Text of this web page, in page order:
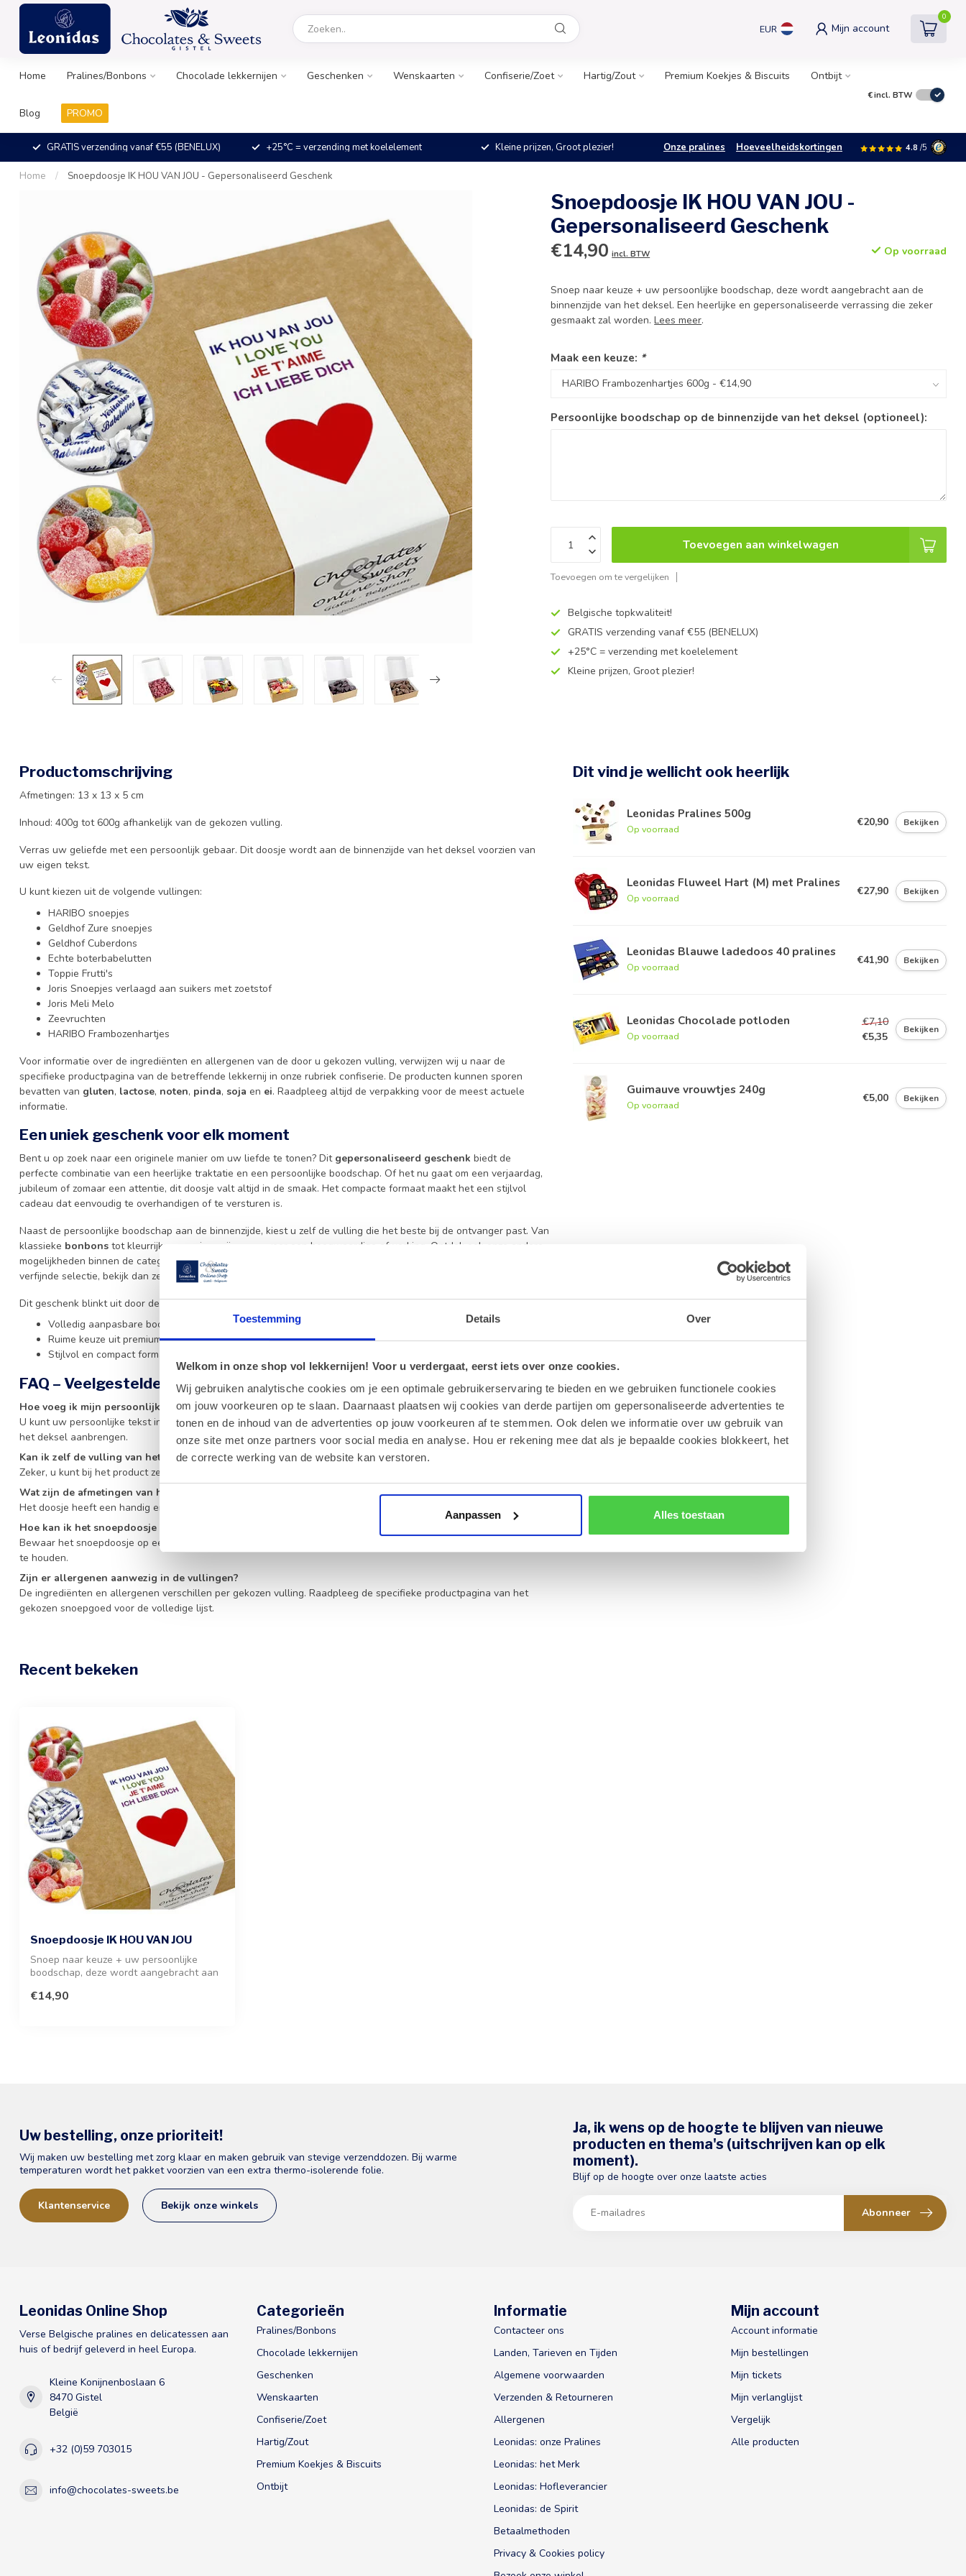
Toestemming Details Over
Welkom in onze shop vol lekkernijen! Voor u verdergaat, eerst iets over onze cookies.
Wij gebruiken analytische cookies om je een optimale gebruikerservaring te bieden en we gebruiken functionele cookies
om jouw voorkeuren op te slaan. Daarnaast plaatsen wij cookies van derde partijen om gepersonaliseerde advertenties te
tonen en de inhoud van de advertenties op jouw voorkeuren af te stemmen. Ook delen we informatie over uw gebruik van
onze site met onze partners voor social media en analyse. Hou er rekening mee dat als je bepaalde cookies blokkeert, het
de correcte werking van de website kan verstoren.
Aanpassen Alles toestaan
EUR Mijn account
0
Home Pralines/Bonbons Chocolade lekkernijen Geschenken Wenskaarten Confiserie/Zoet Hartig/Zout Premium Koekjes & Biscuits Ontbijt
Blog PROMO
€incl. BTW
GRATIS verzending vanaf €55 (BENELUX) +25°C = verzending met koelelement Kleine prijzen, Groot plezier! Onze pralines Hoeveelheidskortingen 4.8 /5
Home / Snoepdoosje IK HOU VAN JOU - Gepersonaliseerd Geschenk
Snoepdoosje IK HOU VAN JOU -
Gepersonaliseerd Geschenk
€14,90 incl. BTW Op voorraad
Snoep naar keuze + uw persoonlijke boodschap, deze wordt aangebracht aan de
binnenzijde van het deksel. Een heerlijke en gepersonaliseerde verrassing die zeker
gesmaakt zal worden.Lees meer.
Maak een keuze: *
Persoonlijke boodschap op de binnenzijde van het deksel (optioneel):
Toevoegen aan winkelwagen
Toevoegen om te vergelijken
Belgische topkwaliteit!
GRATIS verzending vanaf €55 (BENELUX)
+25°C = verzending met koelelement
Kleine prijzen, Groot plezier!
Productomschrijving
Afmetingen: 13 x 13 x 5 cm
Inhoud: 400g tot 600g afhankelijk van de gekozen vulling.
Verras uw geliefde met een persoonlijk gebaar. Dit doosje wordt aan de binnenzijde van het deksel voorzien van
uw eigen tekst.
U kunt kiezen uit de volgende vullingen:
HARIBO snoepjes
Geldhof Zure snoepjes
Geldhof Cuberdons
Echte boterbabelutten
Toppie Frutti's
Joris Snoepjes verlaagd aan suikers met zoetstof
Joris Meli Melo
Zeevruchten
HARIBO Frambozenhartjes
Voor informatie over de ingrediënten en allergenen van de door u gekozen vulling, verwijzen wij u naar de
specifieke productpagina van de betreffende lekkernij in onze rubriek confiserie. De producten kunnen sporen
bevatten van gluten, lactose, noten, pinda, soja en ei. Raadpleeg altijd de verpakking voor de meest actuele
informatie.
Een uniek geschenk voor elk moment
Bent u op zoek naar een originele manier om uw liefde te tonen? Dit gepersonaliseerd geschenk biedt de
perfecte combinatie van een heerlijke traktatie en een persoonlijke boodschap. Of het nu gaat om een verjaardag,
jubileum of zomaar een attentie, dit doosje valt altijd in de smaak. Het compacte formaat maakt het een stijlvol
cadeau dat eenvoudig te overhandigen of te versturen is.
Naast de persoonlijke boodschap aan de binnenzijde, kiest u zelf de vulling die het beste bij de ontvanger past. Van
klassieke bonbons tot kleurrijke snoepjes, wij zorgen voor een hoogwaardige afwerking. Ontdek ook onze andere
mogelijkheden binnen de categorieGeschenken
verfijnde selectie, bekijk dan zeker ook ons assortiment
Dit geschenk blinkt uit door de volgende kenmerken:
Volledig aanpasbare boodschap voor een persoonlijke touch
Ruime keuze uit premium vullingen zoalspralinesof confiserie
Stijlvol en compact formaat van 13 x 13 x 5 cm
FAQ – Veelgestelde vragen
Hoe voeg ik mijn persoonlijke boodschap toe aan het snoepdoosje?
U kunt uw persoonlijke tekst invoeren tijdens het bestelproces, waarna wij deze zorgvuldig aan de binnenzijde van
het deksel aanbrengen.
Kan ik zelf de vulling van het doosje bepalen?
Zeker, u kunt bij het product zelf een keuze maken uit onze verschillende soorten snoepgoed en bonbons.
Wat zijn de afmetingen van het doosje?
Het doosje heeft een handig en compact formaat van 13 x 13 x 5 cm.
Hoe kan ik het snoepdoosje het beste bewaren?
Bewaar het snoepdoosje op een koele, droge plaats buiten direct zonlicht om de kwaliteit van de inhoud optimaal
te houden.
Zijn er allergenen aanwezig in de vullingen?
De ingrediënten en allergenen verschillen per gekozen vulling. Raadpleeg de specifieke productpagina van het
gekozen snoepgoed voor de volledige lijst.
Dit vind je wellicht ook heerlijk
Leonidas Pralines 500g
Op voorraad
€20,90 Bekijken
Leonidas Fluweel Hart (M) met Pralines
Op voorraad
€27,90 Bekijken
Leonidas Blauwe ladedoos 40 pralines
Op voorraad
€41,90 Bekijken
Leonidas Chocolade potloden
Op voorraad
€7,10
€5,35
Bekijken
Guimauve vrouwtjes 240g
Op voorraad
€5,00 Bekijken
Recent bekeken
Snoepdoosje IK HOU VAN JOU
Snoep naar keuze + uw persoonlijke
boodschap, deze wordt aangebracht aan
€14,90
Uw bestelling, onze prioriteit!
Wij maken uw bestelling met zorg klaar en maken gebruik van stevige verzenddozen. Bij warme
temperaturen wordt het pakket voorzien van een extra thermo-isolerende folie.
Klantenservice Bekijk onze winkels
Ja, ik wens op de hoogte te blijven van nieuwe
producten en thema's (uitschrijven kan op elk
moment).
Blijf op de hoogte over onze laatste acties
Abonneer
Leonidas Online Shop
Verse Belgische pralines en delicatessen aan
huis of bedrijf geleverd in heel Europa.
Kleine Konijnenboslaan 6
8470 Gistel
België
+32 (0)59 703015
info@chocolates-sweets.be
Categorieën
Pralines/Bonbons
Chocolade lekkernijen
Geschenken
Wenskaarten
Confiserie/Zoet
Hartig/Zout
Premium Koekjes & Biscuits
Ontbijt
Informatie
Contacteer ons
Landen, Tarieven en Tijden
Algemene voorwaarden
Verzenden & Retourneren
Allergenen
Leonidas: onze Pralines
Leonidas: het Merk
Leonidas: Hofleverancier
Leonidas: de Spirit
Betaalmethoden
Privacy & Cookies policy
Mijn account
Account informatie
Mijn bestellingen
Mijn tickets
Mijn verlanglijst
Vergelijk
Alle producten